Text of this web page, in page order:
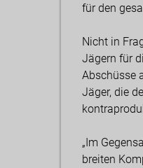
für den
Nicht in
Jägern für
Abschüsse
Jäger, die
„Im
breiten